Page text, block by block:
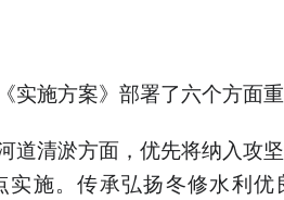
施方案》部署了六个方面重
道清淤方面，优先将纳入攻
实施。传承弘扬冬修水利优